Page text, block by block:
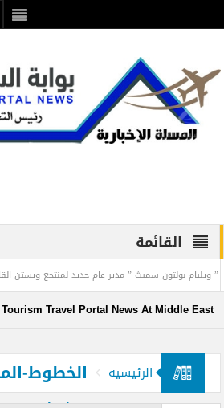
القائمة
بولتون سميث ” مدير عام جديد لمنتجع ويستن القاهرة
Travel Portal News At Middle East
الرئيسيه
الخطوط-